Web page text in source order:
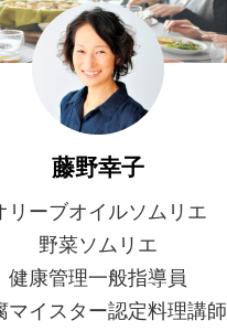
藤野幸子
リーブオイルソムリエ
野菜ソムリエ
健康管理一般指導員
マイスター認定料理講師